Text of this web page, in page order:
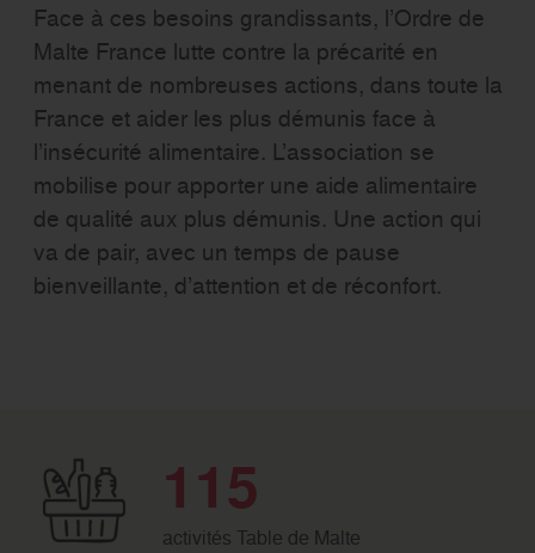
Face à ces besoins grandissants, l’Ordre de
Malte France lutte contre la précarité en
menant de nombreuses actions, dans toute la
France et aider les plus démunis face à
l’insécurité alimentaire. L’association se
mobilise pour apporter une aide alimentaire
de qualité aux plus démunis. Une action qui
va de pair, avec un temps de pause
bienveillante, d’attention et de réconfort.
115
activités Table de Malte